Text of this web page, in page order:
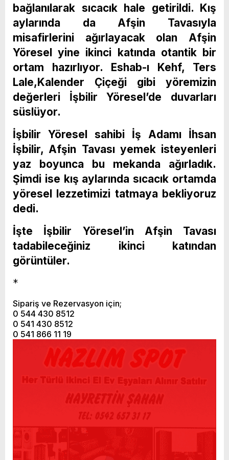
bağlanılarak sıcacık hale getirildi. Kış
aylarında da Afşin Tavasıyla
misafirlerini ağırlayacak olan Afşin
Yöresel yine ikinci katında otantik bir
ortam hazırlıyor. Eshab-ı Kehf, Ters
Lale,Kalender Çiçeği gibi yöremizin
değerleri İşbilir Yöresel’de duvarları
süslüyor.
İşbilir Yöresel sahibi İş Adamı İhsan
İşbilir, Afşin Tavası yemek isteyenleri
yaz boyunca bu mekanda ağırladık.
Şimdi ise kış aylarında sıcacık ortamda
yöresel lezzetimizi tatmaya bekliyoruz
dedi.
İşte İşbilir Yöresel’in Afşin Tavası
tadabileceğiniz ikinci katından
görüntüler.
*
Sipariş ve Rezervasyon için;
0 544 430 8512
0 541 430 8512
0 541 866 11 19